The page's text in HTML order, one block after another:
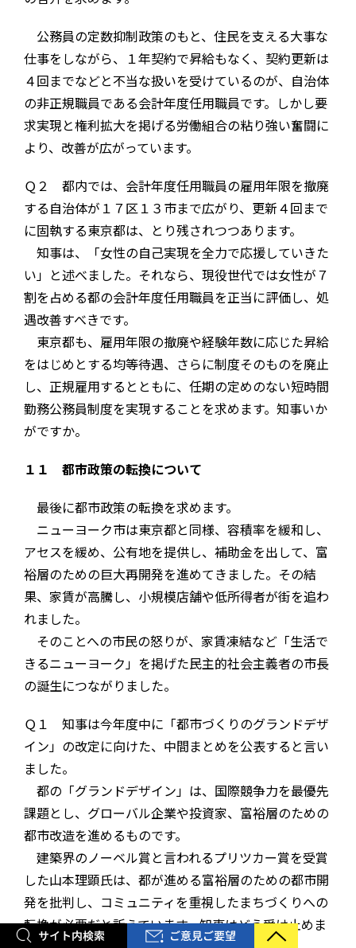
公務員の定数抑制政策のもと、住民を支える大事な
仕事をしながら、１年契約で昇給もなく、契約更新は
４回までなどと不当な扱いを受けているのが、自治体
の非正規職員である会計年度任用職員です。しかし要
求実現と権利拡大を掲げる労働組合の粘り強い奮闘に
より、改善が広がっています。
Ｑ２ 都内では、会計年度任用職員の雇用年限を撤廃
する自治体が１７区１３市まで広がり、更新４回まで
に固執する東京都は、とり残されつつあります。
知事は、「女性の自己実現を全力で応援していきた
い」と述べました。それなら、現役世代では女性が７
割を占める都の会計年度任用職員を正当に評価し、処
遇改善すべきです。
東京都も、雇用年限の撤廃や経験年数に応じた昇給
をはじめとする均等待遇、さらに制度そのものを廃止
し、正規雇用するとともに、任期の定めのない短時間
勤務公務員制度を実現することを求めます。知事いか
がですか。
１１ 都市政策の転換について
最後に都市政策の転換を求めます。
ニューヨーク市は東京都と同様、容積率を緩和し、
アセスを緩め、公有地を提供し、補助金を出して、富
裕層のための巨大再開発を進めてきました。その結
果、家賃が高騰し、小規模店舗や低所得者が街を追わ
れました。
そのことへの市民の怒りが、家賃凍結など「生活で
きるニューヨーク」を掲げた民主的社会主義者の市長
の誕生につながりました。
Ｑ１ 知事は今年度中に「都市づくりのグランドデザ
イン」の改定に向けた、中間まとめを公表すると言い
ました。
都の「グランドデザイン」は、国際競争力を最優先
課題とし、グローバル企業や投資家、富裕層のための
都市改造を進めるものです。
建築界のノーベル賞と言われるプリツカー賞を受賞
した山本理顕氏は、都が進める富裕層のための都市開
発を批判し、コミュニティを重視したまちづくりへの
転換が必要だと訴えています。知事はどう受け止めま